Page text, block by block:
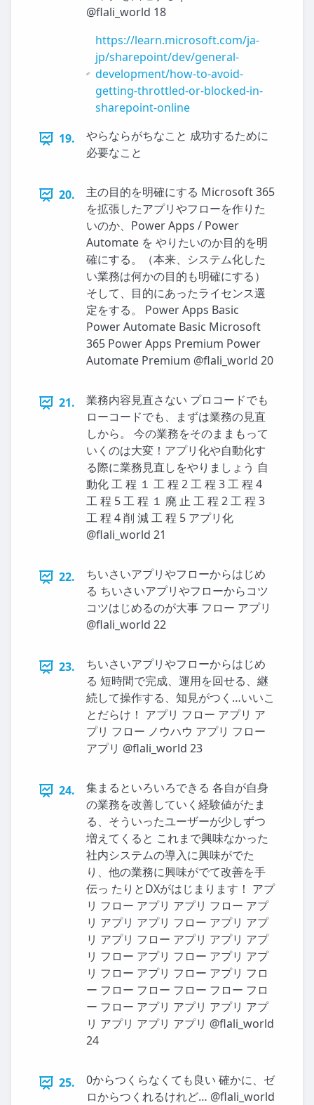
@flali_world 18
https://learn.microsoft.com/ja-
jp/sharepoint/dev/general-
development/how-to-avoid-
getting-throttled-or-blocked-in-
sharepoint-online
19.
やらならがちなこと 成功するために
必要なこと
20.
主の目的を明確にする Microsoft 365
を拡張したアプリやフローを作りた
いのか、Power Apps / Power
Automate を やりたいのか目的を明
確にする。（本来、システム化した
い業務は何かの目的も明確にする）
そして、目的にあったライセンス選
定をする。 Power Apps Basic
Power Automate Basic Microsoft
365 Power Apps Premium Power
Automate Premium @flali_world 20
21.
業務内容見直さない プロコードでも
ローコードでも、まずは業務の見直
しから。 今の業務をそのままもって
いくのは大変！アプリ化や自動化す
る際に業務見直しをやりましょう 自
動化 工 程 １ 工 程 2 工 程 3 工 程 4
工 程 5 工 程 １ 廃 止 工 程 2 工 程 3
工 程 4 削 減 工 程 5 アプリ化
@flali_world 21
22.
ちいさいアプリやフローからはじめ
る ちいさいアプリやフローからコツ
コツはじめるのが大事 フロー アプリ
@flali_world 22
23.
ちいさいアプリやフローからはじめ
る 短時間で完成、運用を回せる、継
続して操作する、知見がつく…いいこ
とだらけ！ アプリ フロー アプリ ア
プリ フロー ノウハウ アプリ フロー
アプリ @flali_world 23
24.
集まるといろいろできる 各自が自身
の業務を改善していく経験値がたま
る、そういったユーザーが少しずつ
増えてくると これまで興味なかった
社内システムの導入に興味がでた
り、他の業務に興味がでて改善を手
伝っ たりとDXがはじまります！ アプ
リ フロー アプリ アプリ フロー アプ
リ アプリ アプリ フロー アプリ アプ
リ アプリ フロー アプリ アプリ アプ
リ フロー アプリ フロー アプリ アプ
リ フロー アプリ フロー アプリ フロ
ー フロー フロー フロー フロー フロ
ー フロー アプリ アプリ アプリ アプ
リ アプリ アプリ アプリ @flali_world
24
25.
0からつくらなくても良い 確かに、ゼ
ロからつくれるけれど… @flali_world